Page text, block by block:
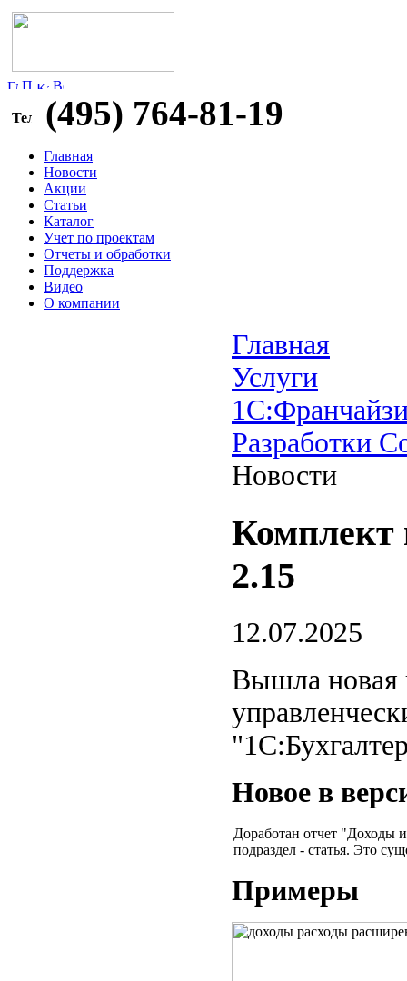
(495) 764-81-19
Главная
Новости
Акции
Статьи
Каталог
Учет по проектам
Отчеты и обработки
Поддержка
Видео
О компании
Главная
Услуги
Разработки
Новости
2.15
12.07.2025
Вышла новая
Новое в
Доработан отчет "Доходы
подраздел - статья. Это
Примеры